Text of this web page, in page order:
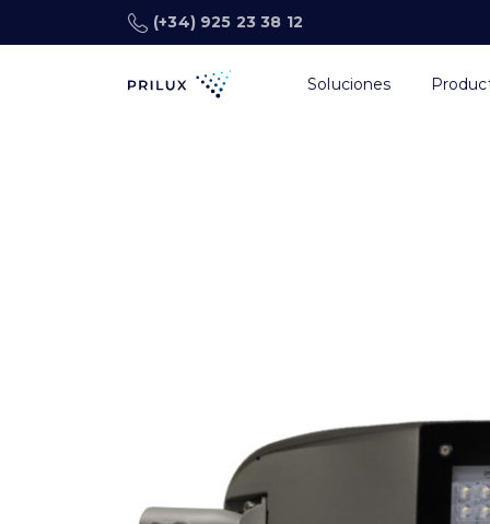
(+34) 925 23 38 12
Soluciones